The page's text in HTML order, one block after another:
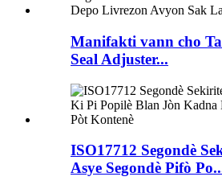
Manifakti vann cho
Seal Adjuster...
ISO17712 Segondè
Asye Segondè Pifò